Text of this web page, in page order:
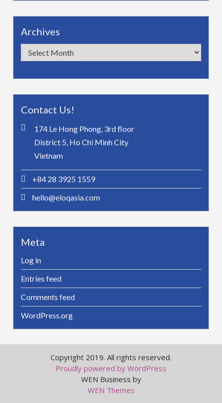
Archives
Archives
Contact Us!
174 Le Hong Phong, 3rd floor
District 5, Ho Chi Minh City
Vietnam
+84 28 3925 1559
hello@eloqasia.com
Meta
Log in
Entries feed
Comments feed
WordPress.org
Copyright 2019. All rights reserved.
Proudly powered by WordPress
WEN Business by
WEN Themes